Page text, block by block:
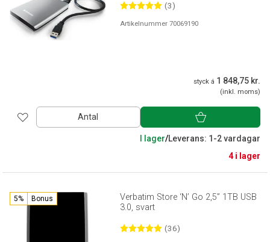
(3)
Artikelnummer 70069190
styck á 1 848,75 kr.
(inkl. moms)
Antal
I lager/Leverans: 1-2 vardagar
4 i lager
5% Bonus
Verbatim Store ‘N’ Go 2,5” 1TB USB
3.0, svart
(36)